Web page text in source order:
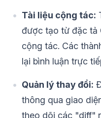
Tài liệu cộng tác:
được tạo từ đặc tả
cộng tác. Các
lại bình luận trực
Quản lý thay đổi:
thông qua giao
theo dõi các "diff"